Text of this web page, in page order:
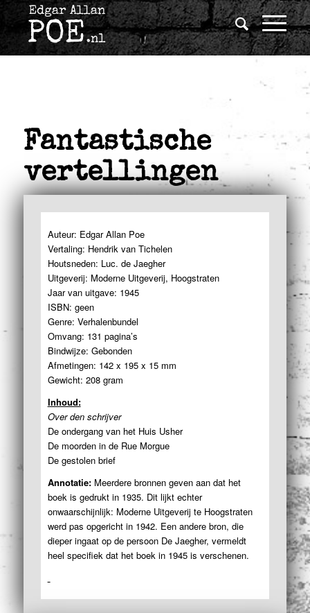
Fantastische
vertellingen
Auteur: Edgar Allan Poe
Vertaling: Hendrik van Tichelen
Houtsneden: Luc. de Jaegher
Uitgeverij: Moderne Uitgeverij, Hoogstraten
Jaar van uitgave: 1945
ISBN: geen
Genre: Verhalenbundel
Omvang: 131 pagina’s
Bindwijze: Gebonden
Afmetingen: 142 x 195 x 15 mm
Gewicht: 208 gram
Inhoud:
Over den schrijver
De ondergang van het Huis Usher
De moorden in de Rue Morgue
De gestolen brief
Annotatie:Meerdere bronnen geven aan dat het
boek is gedrukt in 1935. Dit lijkt echter
onwaarschijnlijk: Moderne Uitgeverij te Hoogstraten
werd pas opgericht in 1942. Een andere bron, die
dieper ingaat op de persoon De Jaegher, vermeldt
heel specifiek dat het boek in 1945 is verschenen.